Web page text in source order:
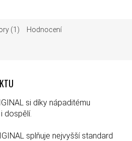
(1) Hodnocení
si díky nápaditému
dospělí.
splňuje nejvyšší standard